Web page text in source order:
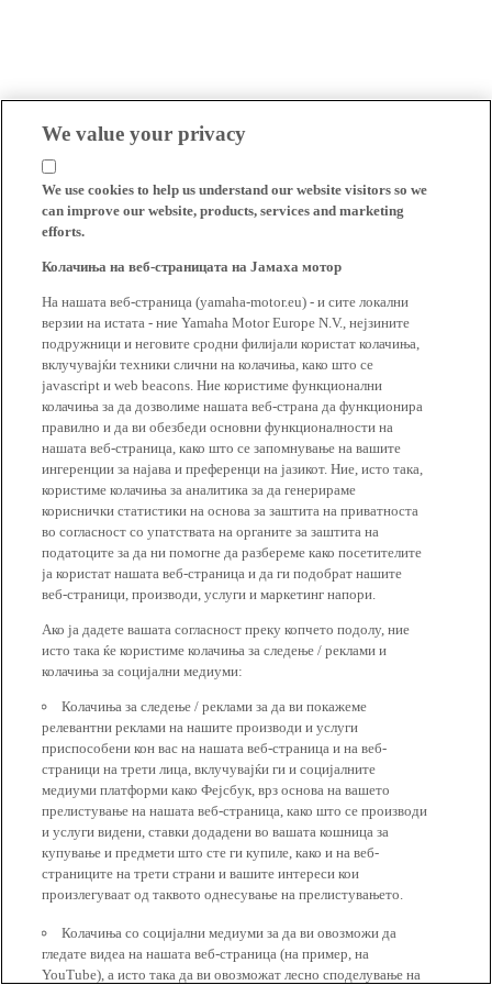
We value your privacy
We use cookies to help us understand our website visitors so we
can improve our website, products, services and marketing
efforts.
Колачиња на веб-страницата на Јамаха мотор
На нашата веб-страница (yamaha-motor.eu) - и сите локални
верзии на истата - ние Yamaha Motor Europe N.V., нејзините
подружници и неговите сродни филијали користат колачиња,
вклучувајќи техники слични на колачиња, како што се
javascript и web beacons. Ние користиме функционални
колачиња за да дозволиме нашата веб-страна да функционира
правилно и да ви обезбеди основни функционалности на
нашата веб-страница, како што се запомнување на вашите
ингеренции за најава и преференци на јазикот. Ние, исто така,
користиме колачиња за аналитика за да генерираме
кориснички статистики на основа за заштита на приватноста
во согласност со упатствата на органите за заштита на
податоците за да ни помогне да разбереме како посетителите
ја користат нашата веб-страница и да ги подобрат нашите
веб-страници, производи, услуги и маркетинг напори.
Ако ја дадете вашата согласност преку копчето подолу, ние
исто така ќе користиме колачиња за следење / реклами и
колачиња за социјални медиуми:
Колачиња за следење / реклами за да ви покажеме
релевантни реклами на нашите производи и услуги
приспособени кон вас на нашата веб-страница и на веб-
страници на трети лица, вклучувајќи ги и социјалните
медиуми платформи како Фејсбук, врз основа на вашето
прелистување на нашата веб-страница, како што се производи
и услуги видени, ставки додадени во вашата кошница за
купување и предмети што сте ги купиле, како и на веб-
страниците на трети страни и вашите интереси кои
произлегуваат од таквото однесување на прелистувањето.
Колачиња со социјални медиуми за да ви овозможи да
гледате видеа на нашата веб-страница (на пример, на
YouTube), а исто така да ви овозможат лесно споделување на